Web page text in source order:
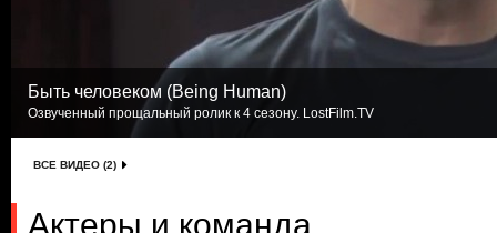
Быть человеком (Being Human)
Озвученный прощальный ролик к 4 сезону. LostFilm.TV
ВСЕ ВИДЕО (2)
Актеры и команда